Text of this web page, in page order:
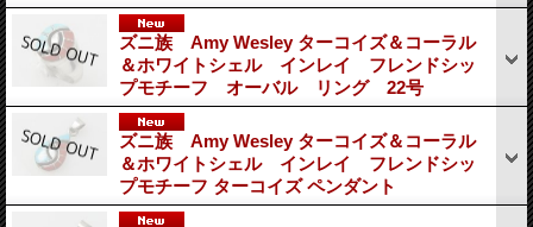
ズニ族 Amy Wesley ターコイズ＆コーラル
＆ホワイトシェル インレイ フレンドシッ
プモチーフ オーバル リング 22号
ズニ族 Amy Wesley ターコイズ＆コーラル
＆ホワイトシェル インレイ フレンドシッ
プモチーフ ターコイズ ペンダント